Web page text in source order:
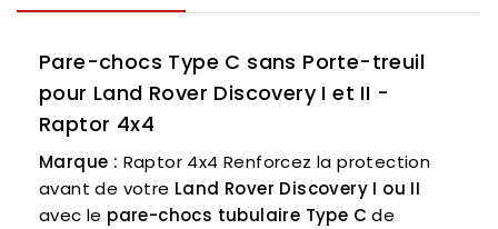
Pare-chocs Type C sans Porte-treuil
pour Land Rover Discovery I et II -
Raptor 4x4
Marque : Raptor 4x4 Renforcez la protection
avant de votre Land Rover Discovery I ou II
avec le pare-chocs tubulaire Type C de